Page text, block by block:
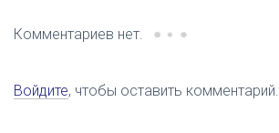
Комментариев нет.
Войдите, чтобы оставить комментарий.